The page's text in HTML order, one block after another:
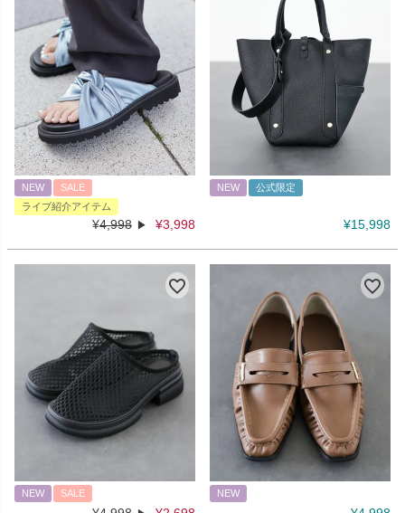
NEW
SALE
ライブ紹介アイテム
¥4,998 ¥3,998
NEW 公式限定
¥15,998
NEW SALE NEW